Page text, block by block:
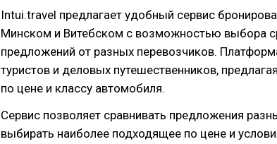
Intui.travel предлагает удобный сервис
Минском и Витебском с возможностью выбора
предложений от разных перевозчиков.
туристов и деловых путешественников,
по цене и классу автомобиля.
Сервис позволяет сравнивать предложения
выбирать наиболее подходящее по цене и